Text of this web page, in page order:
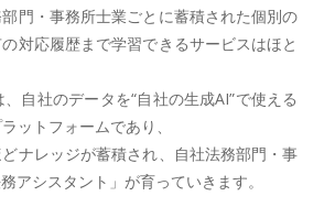
門・事務所士業ごとに蓄積された個別の
対応履歴まで学習できるサービスはほと
自社のデータを“自社の生成AI”で使える
ットフォームであり、
ナレッジが蓄積され、自社法務部門・事
アシスタント」が育っていきます。